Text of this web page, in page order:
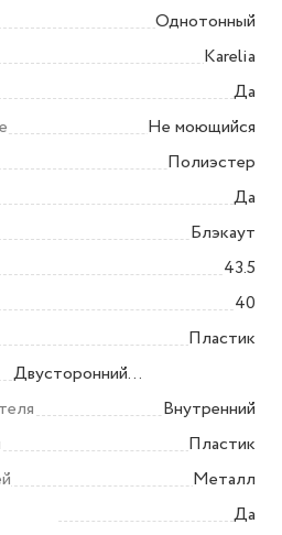
нижнего крепленияОднотонный
Karelia
Да
Не моющийся
Полиэстер
Да
Блэкаут
43.5
40
Пластик
Двусторонний
(универсальный)
Внутренний
Пластик
Металл
Да